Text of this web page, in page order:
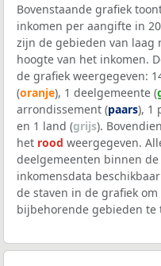
Bovenstaande grafiek
inkomen per aangifte in
zijn de gebieden van laag
hoogte van het inkomen.
de grafiek weergegeven:
(oranje), 1 deelgemeente (
arrondissement (paars), 1
en 1 land (grijs).
het rood weergegeven.
deelgemeenten binnen
inkomensdata
de staven in de grafiek
bijbehorende gebieden te